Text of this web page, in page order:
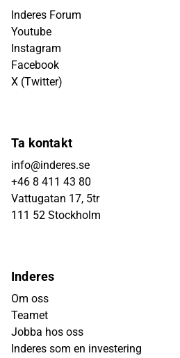
Inderes Forum
Youtube
Instagram
Facebook
X (Twitter)
Ta kontakt
info@inderes.se
+46 8 411 43 80
Vattugatan 17, 5tr
111 52 Stockholm
Inderes
Om oss
Teamet
Jobba hos oss
Inderes som en investering